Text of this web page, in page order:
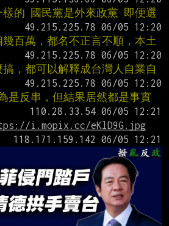
的 國民黨是外來政黨 即便選
百萬，都名不正言不順，本土
，都可以解釋成台灣人自業自
是反串，但結果居然都是事實
i.mopix.cc/eKlD9G.jpg